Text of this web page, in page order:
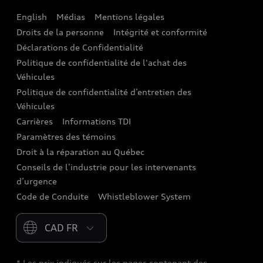
Audi connect
Assistance routière
Audi Care
Centres de carrosserie Audi
Garanties Audi et couverture
English Médias
Mentions légales
Droits de la personne
Intégrité et conformité
Déclarations de Confidentialité
Politique de confidentialité de l'achat des
Véhicules
Politique de confidentialité d’entretien des
Véhicules
Carrières
Informations TDI
Paramètres des témoins
Droit à la réparation au Québec
Conseils de l’industrie pour les intervenants
d’urgence
Code de Conduite
Whistleblower System
Please select country